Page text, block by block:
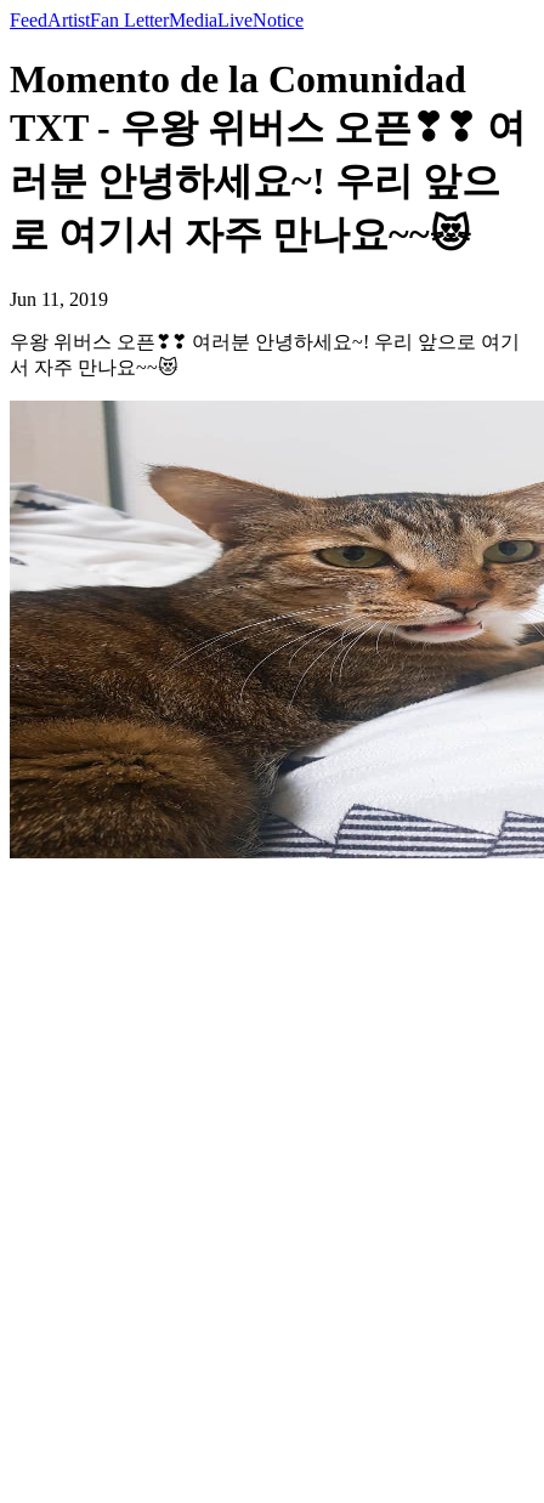
FeedArtistFan LetterMediaLiveNotice
Momento de la Comunidad
TXT - 우왕 위버스 오픈❣❣ 여
러분 안녕하세요~! 우리 앞으
로 여기서 자주 만나요~~😻
Jun 11, 2019
우왕 위버스 오픈❣❣ 여러분 안녕하세요~! 우리 앞으로 여기
서 자주 만나요~~😻